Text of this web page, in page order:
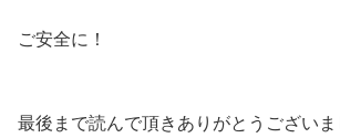
ご安全に！
最後まで読んで頂きありがとうございま